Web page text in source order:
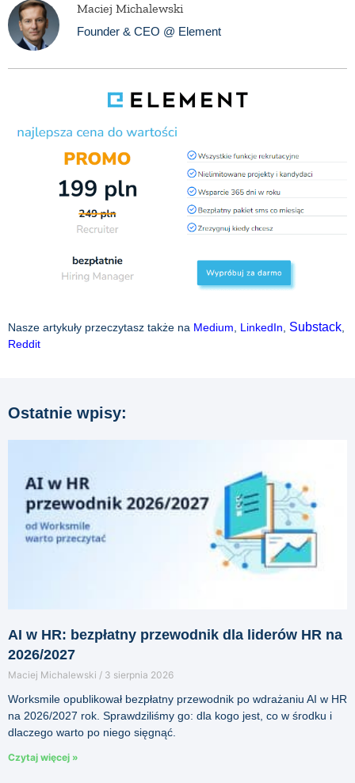
Maciej Michalewski
Founder & CEO @ Element
Nasze artykuły przeczytasz także na Medium, LinkedIn, Substack,
Reddit
Ostatnie wpisy:
AI w HR: bezpłatny przewodnik dla liderów HR na
2026/2027
Maciej Michalewski 3 sierpnia 2026
Worksmile opublikował bezpłatny przewodnik po wdrażaniu AI w HR
na 2026/2027 rok. Sprawdziliśmy go: dla kogo jest, co w środku i
dlaczego warto po niego sięgnąć.
Czytaj więcej »